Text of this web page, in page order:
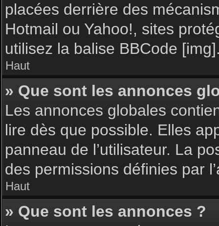
placées derrière des
Hotmail ou Yahoo!, sites
utilisez la balise BBCode
Haut
» Que sont les annonces
Les annonces globales
lire dès que possible. Elles
panneau de l’utilisateur. La
des permissions définies par
Haut
» Que sont les annonces ?